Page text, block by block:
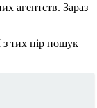
агентств. Зараз
з тих пір пошук